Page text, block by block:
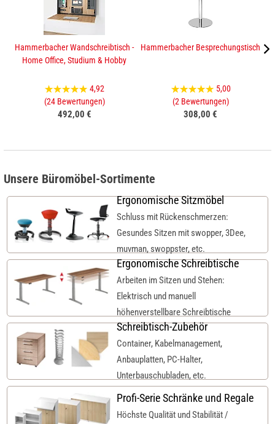
Hammerbacher Wandschreibtisch -
Home Office, Studium & Hobby
4,92
(24 Bewertungen)
492,00 €
Hammerbacher Besprechungstisch
5,00
(2 Bewertungen)
308,00 €
Unsere Büromöbel-Sortimente
Ergonomische Sitzmöbel
Schluss mit Rückenschmerzen:
Gesundes Sitzen mit swopper, 3Dee,
muvman, swoppster, etc.
Ergonomische Schreibtische
Arbeiten im Sitzen und Stehen:
Elektrisch und manuell
höhenverstellbare Schreibtische
Schreibtisch-Zubehör
Container, Kabelmanagement,
Anbauplatten, PC-Halter,
Unterbauschubladen, etc.
Profi-Serie Schränke und Regale
Höchste Qualität und Stabilität /